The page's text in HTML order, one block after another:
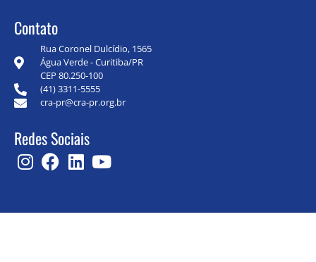
Contato
Rua Coronel Dulcídio, 1565
Água Verde - Curitiba/PR
CEP 80.250-100
(41) 3311-5555
cra-pr@cra-pr.org.br
Redes Sociais